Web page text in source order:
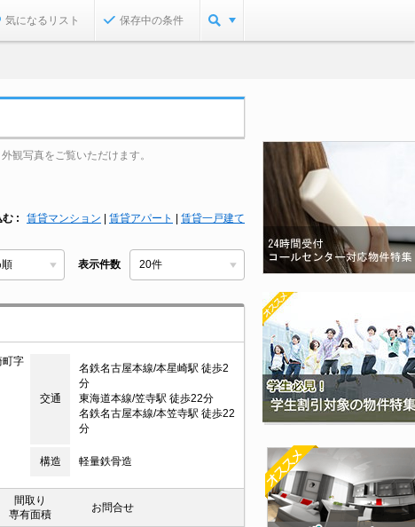
気になるリスト 保存中の条件
観写真をご覧いただけます。
む 賃貸マンション 賃貸アパート 賃貸一戸建て
表示件数
町字
交通
名鉄名古屋本線/本星崎駅 徒歩2
分
東海道本線/笠寺駅 徒歩22分
名鉄名古屋本線/本笠寺駅 徒歩22
分
構造 軽量鉄骨造
間取り
専有面積
お問合せ